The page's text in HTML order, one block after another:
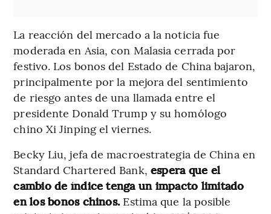
La reacción del mercado a la noticia fue
moderada en Asia, con Malasia cerrada por
festivo. Los bonos del Estado de China bajaron,
principalmente por la mejora del sentimiento
de riesgo antes de una llamada entre el
presidente Donald Trump y su homólogo
chino Xi Jinping el viernes.
Becky Liu, jefa de macroestrategia de China en
Standard Chartered Bank, espera que el
cambio de índice tenga un impacto limitado
en los bonos chinos. Estima que la posible